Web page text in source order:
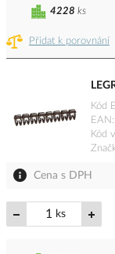
Přidat k porovnání
4228 ks
Kód
EAN
Kód
Cena s DPH
ks